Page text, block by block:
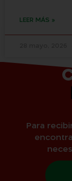
LEER MÁS »
Para